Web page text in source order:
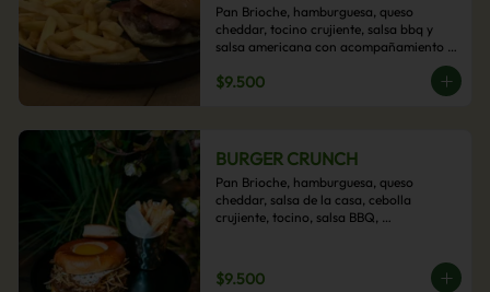
Pan Brioche, hamburguesa, queso
cheddar, tocino crujiente, salsa bbq y
salsa americana con acompañamiento
$9.500
BURGER CRUNCH
Pan Brioche, hamburguesa, queso
cheddar, salsa de la casa, cebolla
crujiente, tocino, salsa BBQ,
$9.500